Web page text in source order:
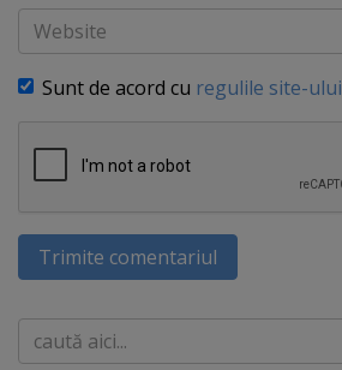
Website
Sunt de acord cu regulile site-ului
Trimite comentariul
Caută